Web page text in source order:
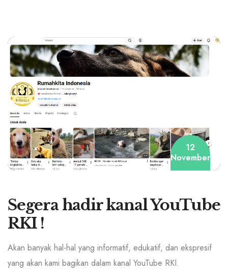
12
November
Segera hadir kanal YouTube
RKI !
Akan banyak hal-hal yang informatif, edukatif, dan ekspresif
yang akan kami bagikan dalam kanal YouTube RKI.